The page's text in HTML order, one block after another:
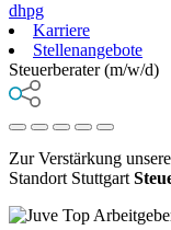
dhpg
Karriere
Stellenangebote
Steuerberater (m/w/d)
Zur Verstärkung
Standort Stuttgart